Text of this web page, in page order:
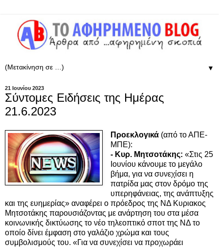
▼
21 Ιουνίου 2023
Σύντομες Ειδήσεις της Ημέρας
21.6.2023
Προεκλογικά (από το ΑΠΕ-
ΜΠΕ):
- Κυρ. Μητσοτάκης: «Στις 25
Ιουνίου κάνουμε το μεγάλο
βήμα, για να συνεχίσει η
πατρίδα μας στον δρόμο της
υπερηφάνειας, της ανάπτυξης
και της ευημερίας» αναφέρει ο πρόεδρος της ΝΔ Κυριακος
Μητσοτάκης παρουσιάζοντας με ανάρτηση του στα μέσα
κοινωνικής δικτύωσης το νέο τηλεοπτικό σποτ της ΝΔ το
οποίο δίνει έμφαση στο γαλάζιο χρώμα και τους
συμβολισμούς του. «Για να συνεχίσει να προχωράει